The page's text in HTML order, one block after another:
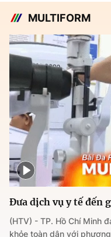
MULTIFORM
Đưa dịch vụ y tế đến
(HTV) - TP. Hồ Chí Minh
khỏe toàn dân với